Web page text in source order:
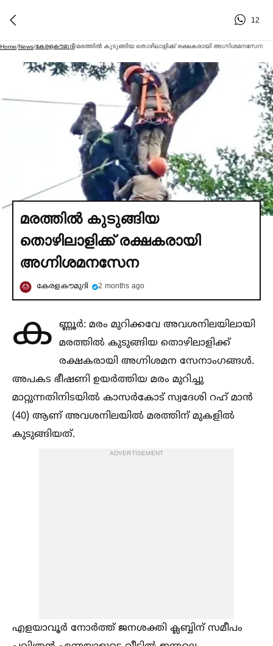
12
Home/News/കേരളകൗമുദി/മരത്തില്‍ കുടുങ്ങിയ തൊഴിലാളിക്ക് രക്ഷകരായി അഗ്നിശമനസേന
മരത്തില്‍ കുടുങ്ങിയ
തൊഴിലാളിക്ക് രക്ഷകരായി
അഗ്നിശമനസേന
കേരളകൗമുദി 2 months ago
ക ണ്ണൂർ: മരം മുറിക്കവേ അവശനിലയിലായി
മരത്തില്‍ കുടുങ്ങിയ തൊഴിലാളിക്ക്
രക്ഷകരായി അഗ്നിശമന സേനാംഗങ്ങള്‍.
അപകട ഭീഷണി ഉയർത്തിയ മരം മുറിച്ചു
മാറ്റുന്നതിനിടയില്‍ കാസർകോട് സ്വദേശി റഹ് മാൻ
(40) ആണ് അവശനിലയില്‍ മരത്തിന് മുകളില്‍
കുടുങ്ങിയത്.
ADVERTISEMENT
എളയാവൂർ നോർത്ത് ജനശക്തി ക്ലബ്ബിന് സമീപം